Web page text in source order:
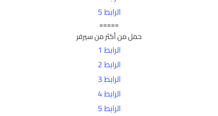
الرابط 5
=====
حمل من أكثر من سيرفر
الرابط 1
الرابط 2
الرابط 3
الرابط 4
الرابط 5